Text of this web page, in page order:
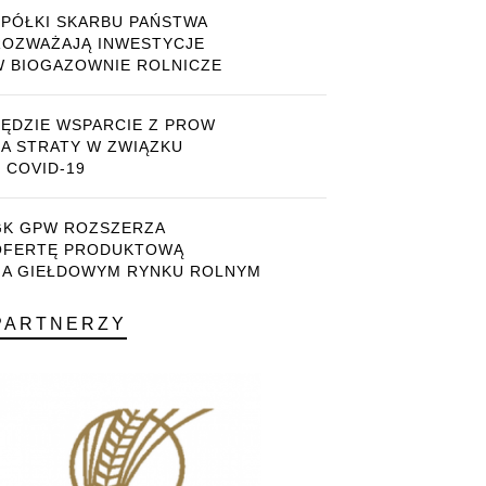
SKARBU PAŃSTWA
INWESTYCJE
BIOGAZOWNIE ROLNICZE
WSPARCIE Z PROW
STRATY W ZWIĄZKU
COVID-19
GPW ROZSZERZA
PRODUKTOWĄ
GIEŁDOWYM RYNKU ROLNYM